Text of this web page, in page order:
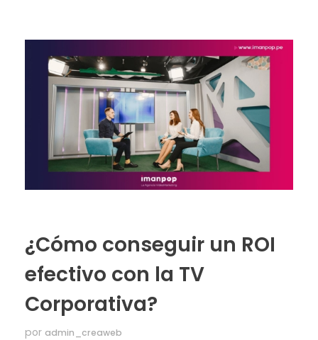
¿Cómo conseguir un ROI
efectivo con la TV
Corporativa?
por admin_creaweb